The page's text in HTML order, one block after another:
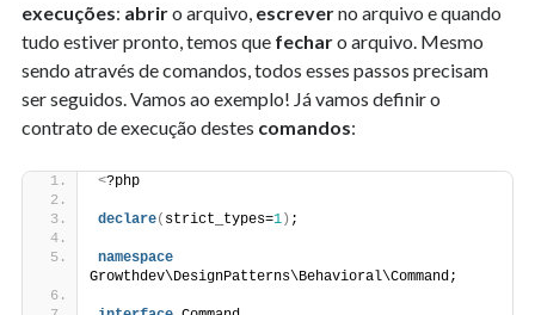
execuções: abriro arquivo, escreverno arquivo e quando
tudo estiver pronto, temos que fecharo arquivo. Mesmo
sendo através de comandos, todos esses passos precisam
ser seguidos. Vamos ao exemplo! Já vamos definir o
contrato de execução destes comandos:
<?php
declare( strict_types=1) ;
namespace
Growthdev\DesignPatterns\Behavioral\Command;